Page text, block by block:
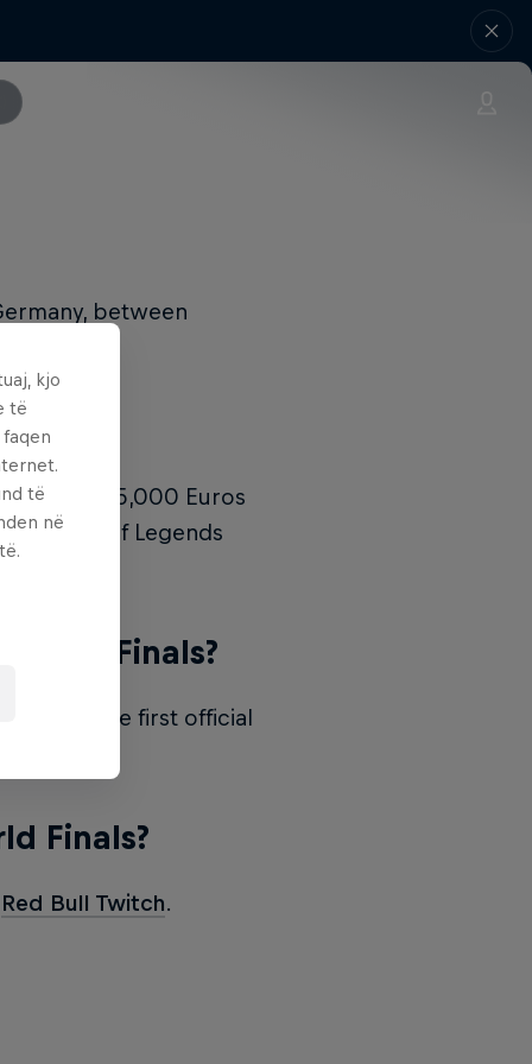
between
prize of 5,000 Euros
League of Legends
Finals?
Abyss, the first official
Finals?
Red Bull Twitch.
kjo
të
të
në